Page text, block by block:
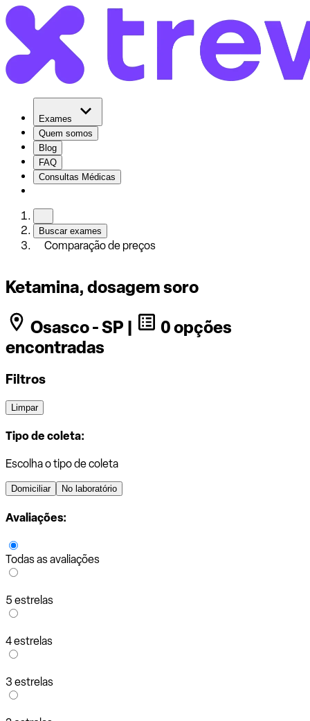
Exames
Quem somos
Blog
FAQ
Consultas Médicas
Buscar exames
Comparação de preços
Ketamina, dosagem soro
Osasco - SP |
0 opções
encontradas
Filtros
Limpar
Tipo de coleta:
Escolha o tipo de coleta
Domiciliar No laboratório
Avaliações:
Todas as avaliações
5 estrelas
4 estrelas
3 estrelas